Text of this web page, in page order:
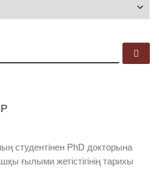
студентінен PhD докторына
ғылыми жетістігінің тарихы